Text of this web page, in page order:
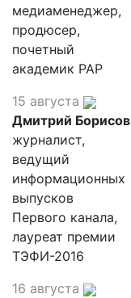
медиаменеджер,
продюсер,
почетный
академик РАР
15 августа
Дмитрий Борисов
журналист,
ведущий
информационных
выпусков
Первого канала,
лауреат премии
ТЭФИ-2016
16 августа